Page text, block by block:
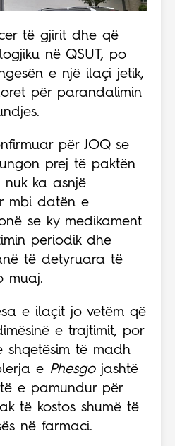
të gjirit dhe që
në QSUT, po
e një ilaçi jetik,
për parandalimin
për JOQ se
prej të paktën
ka asnjë
mbi datën e
se ky medikament
periodik dhe
të detyruara të
muaj.
e ilaçit jo vetëm që
e trajtimit, por
shqetësim të madh
e Phesgojashtë
e pamundur për
të kostos shumë të
në farmaci.